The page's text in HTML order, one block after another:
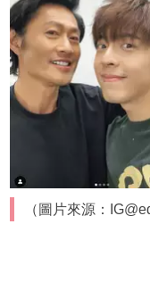
（圖片來源：